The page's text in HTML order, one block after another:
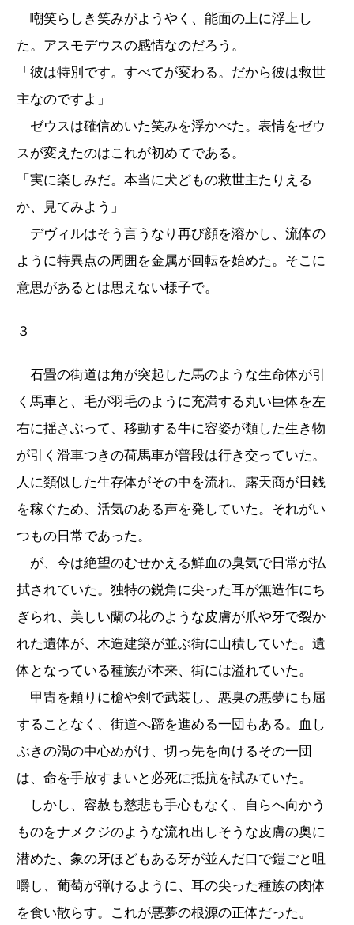
嘲笑らしき笑みがようやく、能面の上に浮上し
た。アスモデウスの感情なのだろう。
「彼は特別です。すべてが変わる。だから彼は救世
主なのですよ」
ゼウスは確信めいた笑みを浮かべた。表情をゼウ
スが変えたのはこれが初めてである。
「実に楽しみだ。本当に犬どもの救世主たりえる
か、見てみよう」
デヴィルはそう言うなり再び顔を溶かし、流体の
ように特異点の周囲を金属が回転を始めた。そこに
意思があるとは思えない様子で。
３
石畳の街道は角が突起した馬のような生命体が引
く馬車と、毛が羽毛のように充満する丸い巨体を左
右に揺さぶって、移動する牛に容姿が類した生き物
が引く滑車つきの荷馬車が普段は行き交っていた。
人に類似した生存体がその中を流れ、露天商が日銭
を稼ぐため、活気のある声を発していた。それがい
つもの日常であった。
が、今は絶望のむせかえる鮮血の臭気で日常が払
拭されていた。独特の鋭角に尖った耳が無造作にち
ぎられ、美しい蘭の花のような皮膚が爪や牙で裂か
れた遺体が、木造建築が並ぶ街に山積していた。遺
体となっている種族が本来、街には溢れていた。
甲冑を頼りに槍や剣で武装し、悪臭の悪夢にも屈
することなく、街道へ蹄を進める一団もある。血し
ぶきの渦の中心めがけ、切っ先を向けるその一団
は、命を手放すまいと必死に抵抗を試みていた。
しかし、容赦も慈悲も手心もなく、自らへ向かう
ものをナメクジのような流れ出しそうな皮膚の奥に
潜めた、象の牙ほどもある牙が並んだ口で鎧ごと咀
嚼し、葡萄が弾けるように、耳の尖った種族の肉体
を食い散らす。これが悪夢の根源の正体だった。